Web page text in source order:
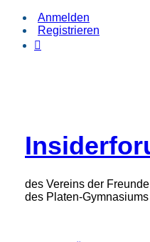
Anmelden
Registrieren
des Vereins der
des Platen-